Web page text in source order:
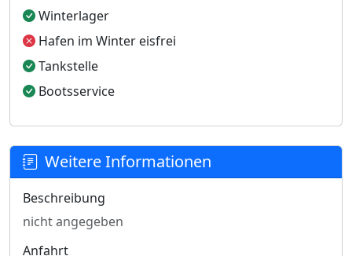
Winterlager
Hafen im Winter eisfrei
Tankstelle
Bootsservice
Weitere Informationen
Beschreibung
nicht angegeben
Anfahrt